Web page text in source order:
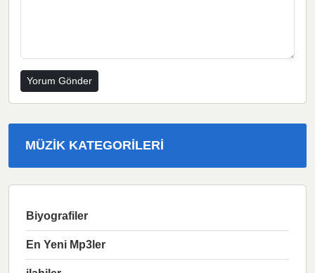
MÜZIK KATEGORILERI
Biyografiler
En Yeni Mp3ler